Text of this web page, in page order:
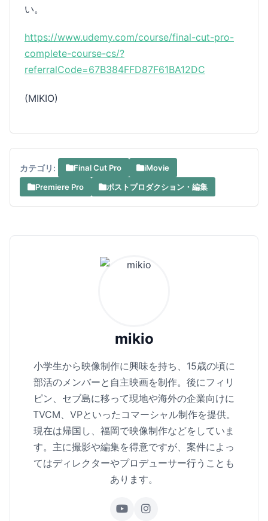
い。
https://www.udemy.com/course/final-cut-pro-
complete-course-cs/?
referralCode=67B384FFD87F61BA12DC
(MIKIO)
カテゴリ: Final Cut Pro
iMovie
Premiere Pro
ポストプロダクション・編集
mikio
小学生から映像制作に興味を持ち、15歳の頃に
部活のメンバーと自主映画を制作。後にフィリ
ピン、セブ島に移って現地や海外の企業向けに
TVCM、VPといったコマーシャル制作を提供。
現在は帰国し、福岡で映像制作などをしていま
す。主に撮影や編集を得意ですが、案件によっ
てはディレクターやプロデューサー行うことも
あります。